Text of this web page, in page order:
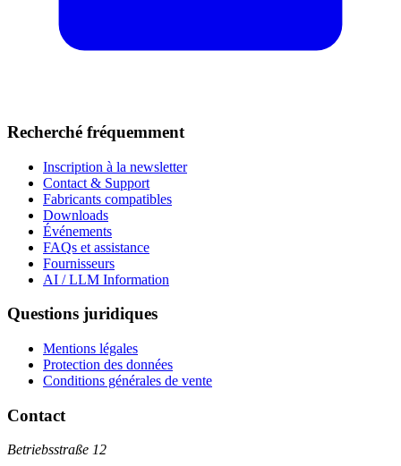
Recherché fréquemment
Inscription à la newsletter
Contact & Support
Fabricants compatibles
Downloads
Événements
FAQs et assistance
Fournisseurs
AI / LLM Information
Questions juridiques
Mentions légales
Protection des données
Conditions générales de vente
Contact
Betriebsstraße 12